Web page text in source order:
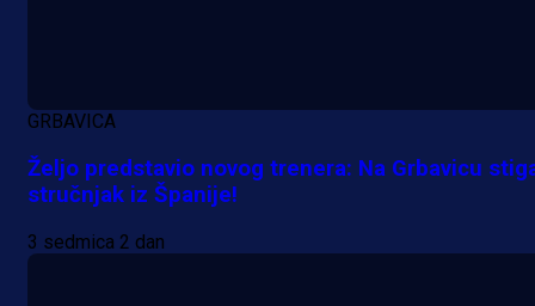
1 dan 7 h
GRBAVICA
Željo predstavio novog trenera: Na Grbavicu
stručnjak iz Španije!
3 sedmica 2 dan